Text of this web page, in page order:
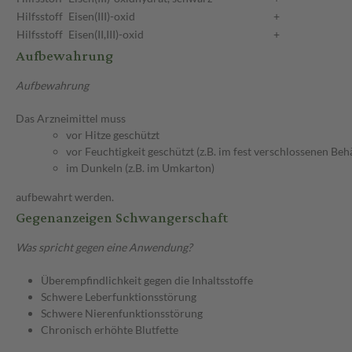
Hilfsstoff Eisen(III)-oxid
+
Hilfsstoff Eisen(II,III)-oxid +
Aufbewahrung
Aufbewahrung
Das Arzneimittel muss
vor Hitze geschützt
vor Feuchtigkeit geschützt (z.B. im fest verschlossenen
im Dunkeln (z.B. im Umkarton)
aufbewahrt werden.
Gegenanzeigen Schwangerschaft
Was spricht gegen eine Anwendung?
Überempfindlichkeit gegen die Inhaltsstoffe
Schwere Leberfunktionsstörung
Schwere Nierenfunktionsstörung
Chronisch erhöhte Blutfette